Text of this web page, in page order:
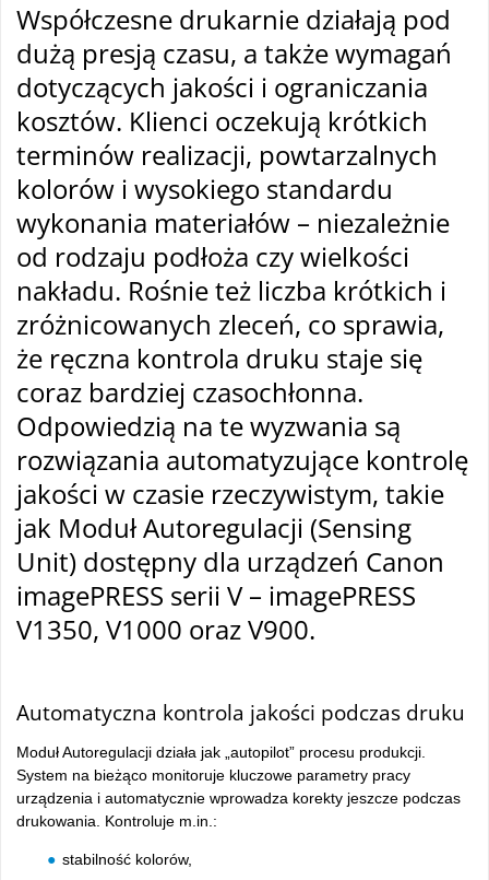
Współczesne drukarnie działają pod
dużą presją czasu, a także wymagań
dotyczących jakości i ograniczania
kosztów. Klienci oczekują krótkich
terminów realizacji, powtarzalnych
kolorów i wysokiego standardu
wykonania materiałów – niezależnie
od rodzaju podłoża czy wielkości
nakładu. Rośnie też liczba krótkich i
zróżnicowanych zleceń, co sprawia,
że ręczna kontrola druku staje się
coraz bardziej czasochłonna.
Odpowiedzią na te wyzwania są
rozwiązania automatyzujące kontrolę
jakości w czasie rzeczywistym, takie
jak Moduł Autoregulacji (Sensing
Unit) dostępny dla urządzeń Canon
imagePRESS serii V – imagePRESS
V1350, V1000 oraz V900.
Automatyczna kontrola jakości podczas druku
Moduł Autoregulacji działa jak „autopilot” procesu produkcji.
System na bieżąco monitoruje kluczowe parametry pracy
urządzenia i automatycznie wprowadza korekty jeszcze podczas
drukowania. Kontroluje m.in.:
stabilność kolorów,